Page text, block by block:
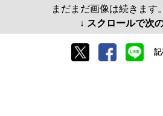
まだまだ画像は続きます
↓ スクロールで次